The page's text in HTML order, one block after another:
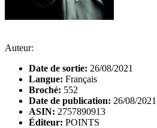
Auteur:
Date de sortie: 26/08/2021
Langue: Français
Broché: 552
Date de publication: 26/08/2021
ASIN: 2757890913
Éditeur: POINTS